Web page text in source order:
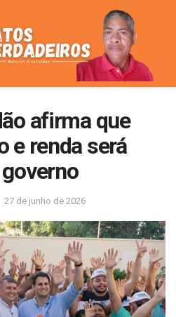
afirma que
e renda será
27 de junho de 2026